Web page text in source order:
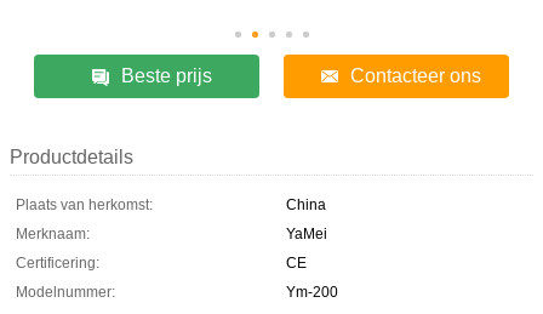
Beste prijs Contacteer ons
Productdetails
Plaats van herkomst:
China
Merknaam:
YaMei
Certificering:
CE
Modelnummer:
Ym-200